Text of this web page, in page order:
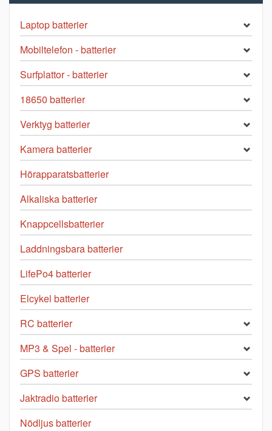
Laptop batterier
Mobiltelefon - batterier
Surfplattor - batterier
18650 batterier
Verktyg batterier
Kamera batterier
Hörapparatsbatterier
Alkaliska batterier
Knappcellsbatterier
Laddningsbara batterier
LifePo4 batterier
Elcykel batterier
RC batterier
MP3 & Spel - batterier
GPS batterier
Jaktradio batterier
Nödljus batterier